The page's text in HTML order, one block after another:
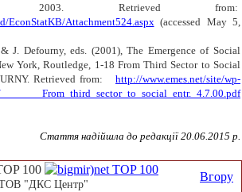
2003. Retrieved from:
EconStatKB/Attachment524.aspx (accessed May 5,
J. Defourny, eds. (2001), The Emergence of Social
York, Routledge, 1-18 From Third Sector to Social
Retrieved from:
http://www.emes.net/site/wp-
From_third_sector_to_social_entr._4.7.00.pdf
Стаття надійшла до редакції 20.06.2015 р.
Вгору
"ДКС Центр"